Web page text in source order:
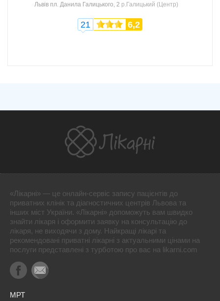
Львів пл. Данила Галицького, 2 р.Галицький (Центр)
21 6,2
«Лікарні» — це онлайн-сервіс запису пацієнтів до
приватних клінік та діагностичних центрів Львова та
інших міст України. «Лікарні» допоможуть вам швидко
знайти лікаря і оформити заявку на консультацію до
лікаря, не виходячи з дому. Найкращі лікарі та
рекомендовані приватні лікарні з актуальними цінами на
послуги представлені з турботою про вас на likarni.com
МРТ